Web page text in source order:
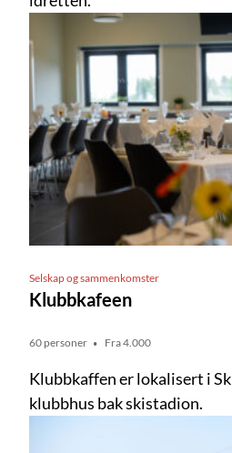
Selskap og sammenkomster
Klubbkafeen
60 personer Fra 4.000
Klubbkaffen er lokalisert i
klubbhus bak skistadion.